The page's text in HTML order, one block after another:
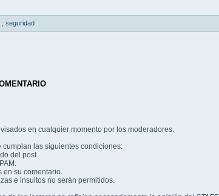
seguridad
en cualquier momento por los moderadores.
las siguientes condiciones:
del post.
en su comentario.
e insultos no serán permitidos.